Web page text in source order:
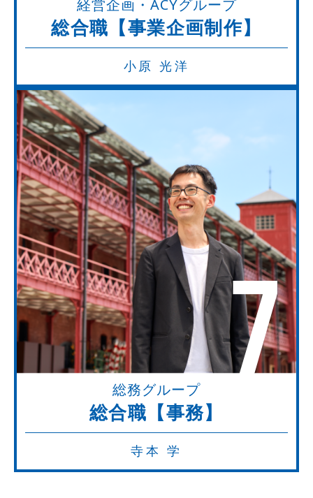
経営企画・ACYグループ
総合職【事業企画制作】
小原 光洋
7
総務グループ
総合職【事務】
寺本 学